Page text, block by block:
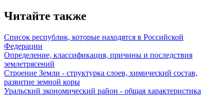
Читайте также
Список республик, которые находятся в Российской
Федерации
Определение, классификация, причины и последствия
землетрясений
Строение Земли - структурка слоев, химический состав,
развитие земной коры
Уральский экономический район - общая характеристика